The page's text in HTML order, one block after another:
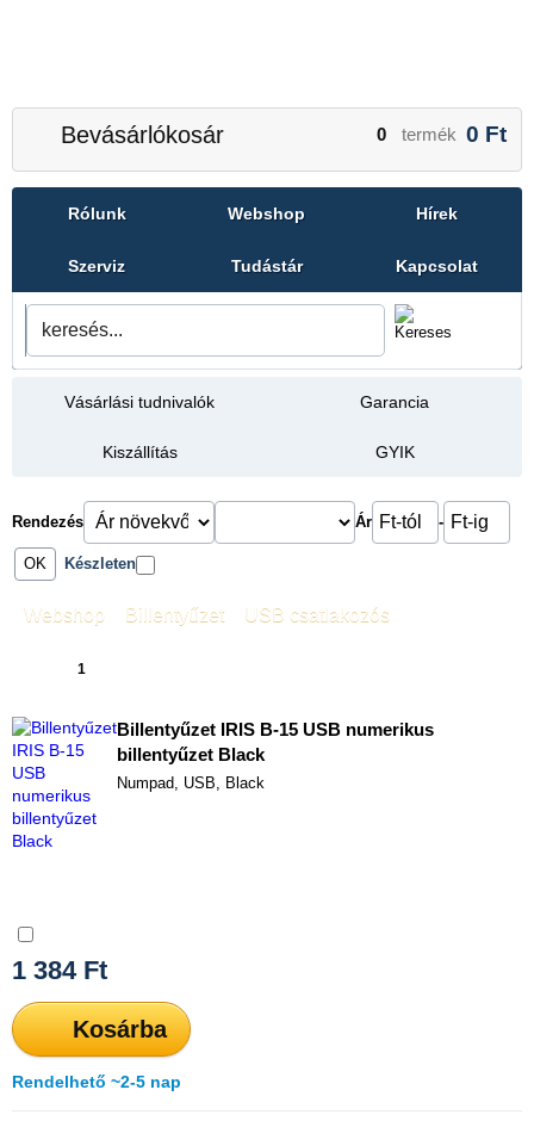
Bevásárlókosár 0 termék 0 Ft
Rólunk Webshop Hírek
Szerviz Tudástár Kapcsolat
Vásárlási tudnivalók Garancia
Kiszállítás GYIK
Rendezés Ár -
Készleten
Webshop Billentyűzet USB csatlakozós
1
Billentyűzet IRIS B-15 USB numerikus
billentyűzet Black
Numpad, USB, Black
1 384Ft
Kosárba
Rendelhető ~2-5 nap